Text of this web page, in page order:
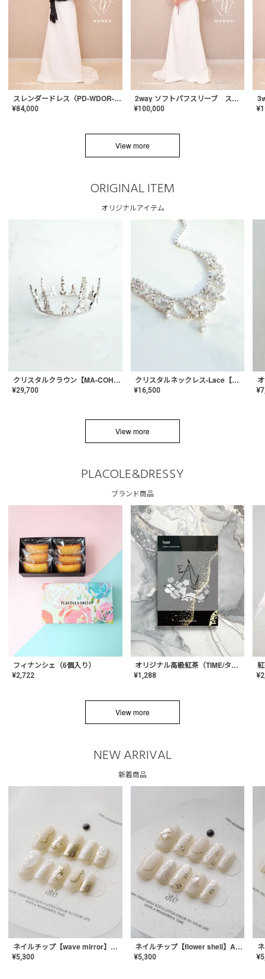
スレンダードレス〈PD-WDOR-2110〉
¥84,000
2way ソフトパフスリーブ スレンダードレス〈PD-WDOR-2112〉
¥100,000 ¥
View more
ORIGINAL ITEM
オリジナルアイテム
クリスタルクラウン【MA-COHD-01】韓国風クラウン/ウェディングクラウン/ティアラ
¥29,700
クリスタルネックレス-Lace【MA-CONL-02】
¥16,500 ¥
View more
PLACOLE&DRESSY
ブランド商品
フィナンシェ（6個入り）
¥2,722
オリジナル高級紅茶（TIME/タイム）【ギフト/プチギフト/プレゼント/内祝い/結婚式/オリジナル配合/高品質/ハーブティー/茶葉/記念日/お返し/手土産/美容/おしゃれ】
¥1,288 ¥
View more
NEW ARRIVAL
新着商品
ネイルチップ【wave mirror】AE-CONA-04
¥5,300
ネイルチップ【flower shell】AE-CONA-03
¥5,300 ¥